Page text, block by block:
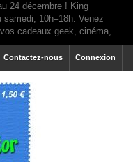
Connexion
Contactez-nous